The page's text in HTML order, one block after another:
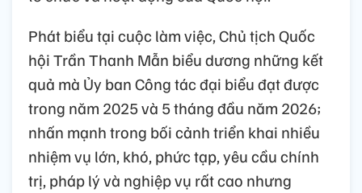
Phát biểu tại cuộc làm việc, Chủ tịch Quốc
hội Trần Thanh Mẫn biểu dương những kết
quả mà Ủy ban Công tác đại biểu đạt được
trong năm 2025 và 5 tháng đầu năm 2026;
nhấn mạnh trong bối cảnh triển khai nhiều
nhiệm vụ lớn, khó, phức tạp, yêu cầu chính
trị, pháp lý và nghiệp vụ rất cao nhưng